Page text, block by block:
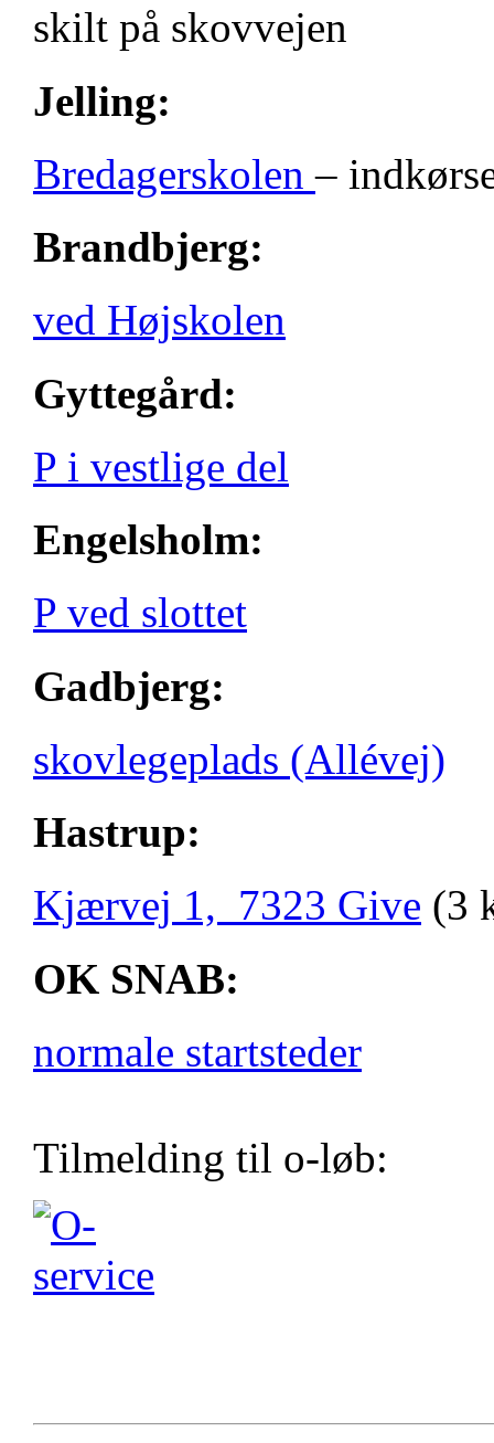
skilt på skovvejen
Jelling:
Bredagerskolen–
Brandbjerg:
ved Højskolen
Gyttegård:
P i vestlige del
Engelsholm:
P ved slottet
Gadbjerg:
skovlegeplads (Allévej)
Hastrup:
Kjærvej 1, 7323 Give (3
OK SNAB:
normale startsteder
Tilmelding til o-løb: